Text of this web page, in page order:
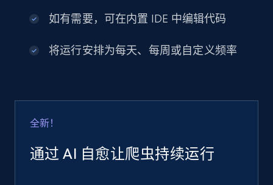
如有需要，可在内置 IDE 中编辑代码
将运行安排为每天、每周或自定义频率
全新！
通过 AI 自愈让爬虫持续运行